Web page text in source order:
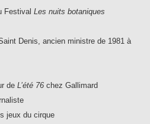
Festival Les nuits botaniques
Denis, ancien ministre de 1981 à
de L’été 76 chez Gallimard
jeux du cirque